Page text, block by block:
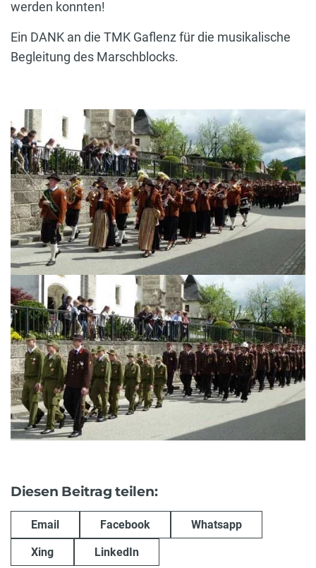
werden konnten!
Ein DANK an die TMK Gaflenz für die musikalische
Begleitung des Marschblocks.
Diesen Beitrag teilen:
Email Facebook Whatsapp
Xing LinkedIn